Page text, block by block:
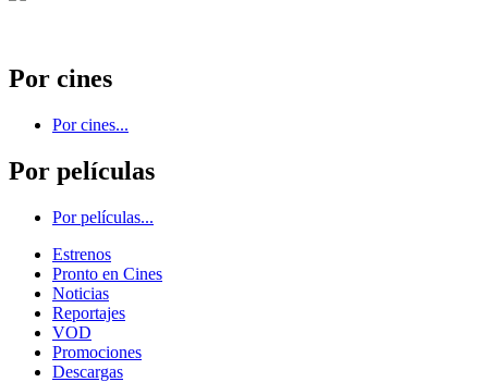
Por cines
Por cines...
Por películas
Por películas...
Estrenos
Pronto en Cines
Noticias
Reportajes
VOD
Promociones
Descargas